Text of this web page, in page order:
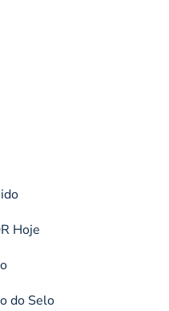
Hoje
do Selo